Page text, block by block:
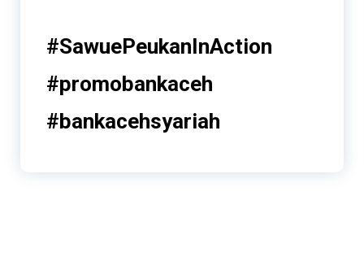
#SawuePeukanInAction
#promobankaceh
#bankacehsyariah